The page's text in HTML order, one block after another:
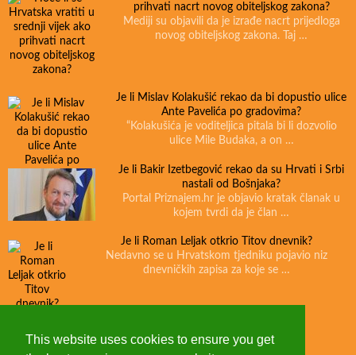
This website uses cookies to ensure you get
prihvati nacrt novog obiteljskog zakona?
Mediji su objavili da je izrađe nacrt prijedloga
novog obiteljskog zakona. Taj …
Je li Mislav Kolakušić rekao da bi dopustio ulice
Ante Pavelića po gradovima?
“Kolakušića je voditeljica pitala bi li dozvolio
ulice Mile Budaka, a on …
Je li Bakir Izetbegović rekao da su Hrvati i Srbi
nastali od Bošnjaka?
Portal Priznajem.hr je objavio kratak članak u
kojem tvrdi da je član …
Je li Roman Leljak otkrio Titov dnevnik?
Nedavno se u Hrvatskom tjedniku pojavio niz
dnevničkih zapisa za koje se …